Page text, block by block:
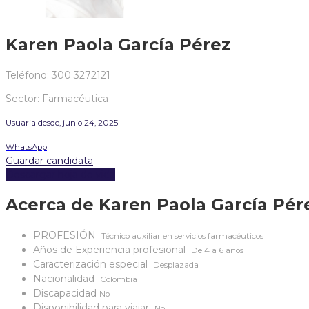
Karen Paola García Pérez
Teléfono: 300 3272121
Sector: Farmacéutica
Usuaria desde, junio 24, 2025
WhatsApp
Guardar candidata
Acerca de Karen Paola García
PROFESIÓN Técnico auxiliar en servicios farmacéuticos
Años de Experiencia profesional De 4 a 6 años
Caracterización especial Desplazada
Nacionalidad Colombia
Discapacidad No